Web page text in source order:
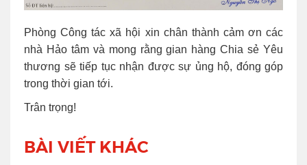
Phòng Công tác xã hội xin chân thành cảm ơn các
nhà Hảo tâm và mong rằng gian hàng Chia sẻ Yêu
thương sẽ tiếp tục nhận được sự ủng hộ, đóng góp
trong thời gian tới.
Trân trọng!
BÀI VIẾT KHÁC